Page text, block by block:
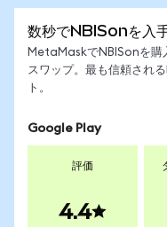
数秒でNBISonを入
MetaMaskでNBISonを購
スワップ。最も信頼され
ト。
Google Play
評価
4.4